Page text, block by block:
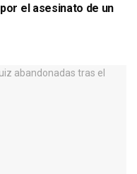
el asesinato de un